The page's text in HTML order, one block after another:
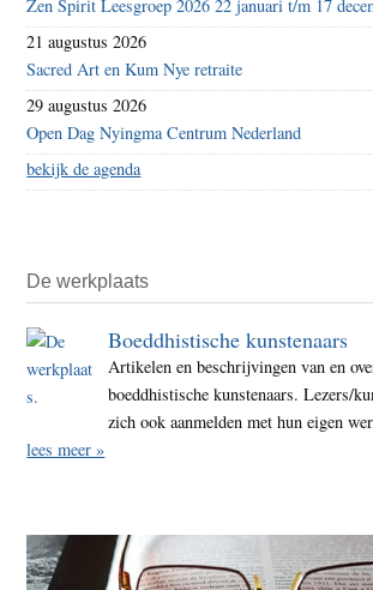
Zen Spirit Leesgroep 2026 22 januari t/m 17
21 augustus 2026
Sacred Art en Kum Nye retraite
29 augustus 2026
Open Dag Nyingma Centrum Nederland
bekijk de agenda
De werkplaats
Boeddhistische kunstenaars
Artikelen en beschrijvingen van en
boeddhistische kunstenaars. Lezers/
zich ook aanmelden met hun eigen
lees meer »